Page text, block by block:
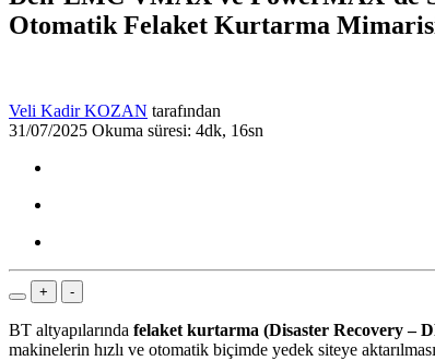
Otomatik Felaket Kurtarma
Veli Kadir KOZAN tarafından
31/07/2025 Okuma süresi: 4dk, 16sn
+ -
BT altyapılarında felaket kurtarma (Disaster Recovery –
makinelerin hızlı ve otomatik biçimde yedek siteye